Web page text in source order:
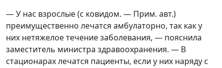
— У нас взрослые (с ковидом. — Прим. авт.)
преимущественно лечатся амбулаторно, так как у
них нетяжелое течение заболевания, — пояснила
заместитель министра здравоохранения. — В
стационарах лечатся пациенты, если у них наряду с